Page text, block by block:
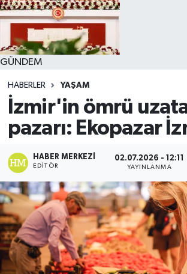
GÜNDEM
HABERLER YAŞAM
İzmir'in ömrü
pazarı: Ekopazar
HABER MERKEZI
EDITÖR
02.07.2026 - 12:11
YAYINLANMA
DÜNYA
SPOR
MAGAZİN
YAŞAM
Trafik Durumu
Süper Lig Puan Durumu ve Fikstür
Tüm Manşetler
Son Dakika Haberleri
Haber Arşivi